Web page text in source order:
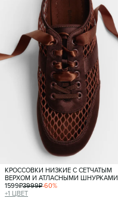
КРОССОВКИ НИЗКИЕ С СЕТЧАТЫМ
ВЕРХОМ И АТЛАСНЫМИ ШНУРКАМИ
1599₽3999₽-60%
+1 ЦВЕТ